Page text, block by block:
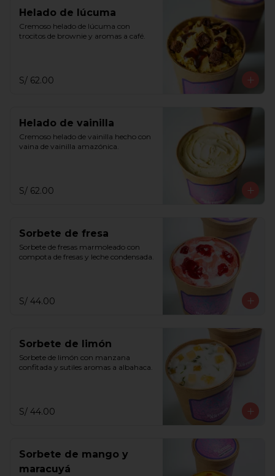
Helado de lúcuma
Cremoso helado de lúcuma con
trocitos de brownie y aromas a café.
S/ 62.00
Helado de vainilla
Cremoso helado de vainilla hecho con
vaina de vainilla amazónica.
S/ 62.00
Sorbete de fresa
Sorbete de fresas marmoleado con
compota de fresas y leche condensada.
S/ 44.00
Sorbete de limón
Sorbete de limón con manzana
confitada y sutiles aromas a albahaca.
S/ 44.00
Sorbete de mango y
maracuyá